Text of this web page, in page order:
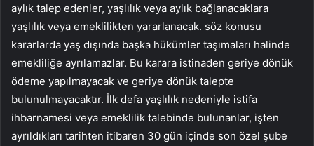
aylık talep edenler, yaşlılık veya aylık bağlanacaklara
yaşlılık veya emeklilikten yararlanacak. söz konusu
kararlarda yaş dışında başka hükümler taşımaları halinde
emekliliğe ayrılamazlar. Bu karara istinaden geriye dönük
ödeme yapılmayacak ve geriye dönük talepte
bulunulmayacaktır. İlk defa yaşlılık nedeniyle istifa
ihbarnamesi veya emeklilik talebinde bulunanlar, işten
ayrıldıkları tarihten itibaren 30 gün içinde son özel şube